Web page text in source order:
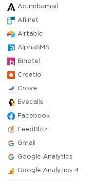
Acumbamail
Afilnet
Airtable
AlphaSMS
Binotel
Creatio
Crove
Evecalls
Facebook
FeedBlitz
Gmail
Google Analytics
Google Analytics 4